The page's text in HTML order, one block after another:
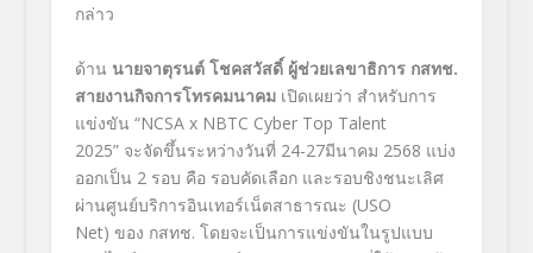
กล่าว
ด้าน นายจาตุรนต์ โชคสวัสดิ์ ผู้ช่วยเลขาธิการ กสทช.
สายงานกิจการโทรคมนาคมเปิดเผยว่า สำหรับการ
แข่งขัน “NCSA x NBTC Cyber Top Talent
2025” จะจัดขึ้นระหว่างวันที่ 24-27มีนาคม 2568 แบ่ง
ออกเป็น 2 รอบ คือ รอบคัดเลือก และรอบชิงชนะเลิศ
ผ่านศูนย์บริการอินเทอร์เน็ตสาธารณะ (USO
Net) ของ กสทช. โดยจะเป็นการแข่งขันในรูปแบบ